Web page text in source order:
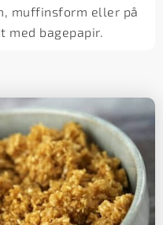
muffinsform eller på
med bagepapir.